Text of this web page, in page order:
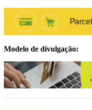
Modelo de divulgação: